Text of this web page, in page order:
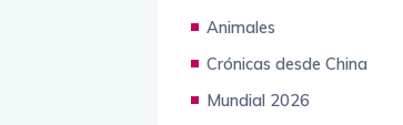
Animales
Crónicas desde China
Mundial 2026